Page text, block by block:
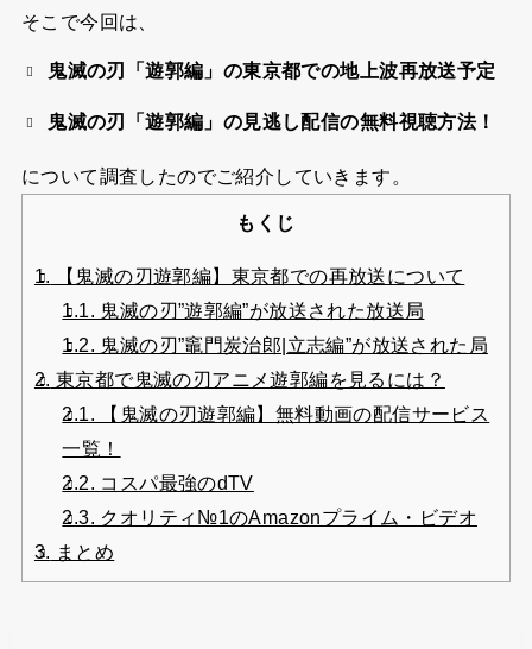
そこで今回は、
鬼滅の刃「遊郭編」の東京都での地上波再放送予定
鬼滅の刃「遊郭編」の見逃し配信の無料視聴方法！
について調査したのでご紹介していきます。
もくじ
1.
【鬼滅の刃遊郭編】東京都での再放送について
1.1. 鬼滅の刃”遊郭編”が放送された放送局
1.2. 鬼滅の刃”竈門炭治郎|立志編”が放送された局
2. 東京都で鬼滅の刃アニメ遊郭編を見るには？
2.1. 【鬼滅の刃遊郭編】無料動画の配信サービス
一覧！
2.2. コスパ最強のdTV
2.3. クオリティ№1のAmazonプライム・ビデオ
3. まとめ